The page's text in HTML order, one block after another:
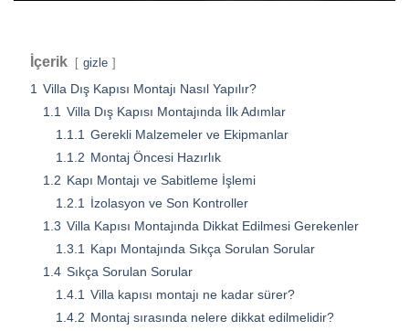
İçerik gizle
1 Villa Dış Kapısı Montajı Nasıl Yapılır?
1.1 Villa Dış Kapısı Montajında İlk Adımlar
1.1.1 Gerekli Malzemeler ve Ekipmanlar
1.1.2 Montaj Öncesi Hazırlık
1.2 Kapı Montajı ve Sabitleme İşlemi
1.2.1
İzolasyon ve Son Kontroller
1.3 Villa Kapısı Montajında Dikkat Edilmesi Gerekenler
1.3.1
Kapı Montajında Sıkça Sorulan Sorular
1.4 Sıkça Sorulan Sorular
1.4.1 Villa kapısı montajı ne kadar sürer?
1.4.2 Montaj sırasında nelere dikkat edilmelidir?